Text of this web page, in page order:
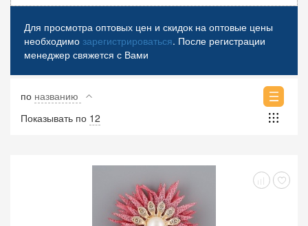
Для просмотра оптовых цен и скидок на оптовые цены
необходимо зарегистрироваться. После регистрации
менеджер свяжется с Вами
по названию
Показывать по 12